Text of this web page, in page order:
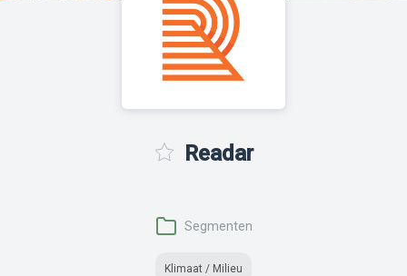
Readar
Segmenten
Klimaat / Milieu